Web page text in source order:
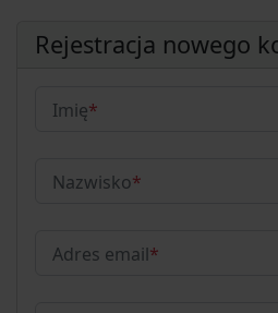
Rejestracja nowego
Imię*
Nazwisko*
Adres email*